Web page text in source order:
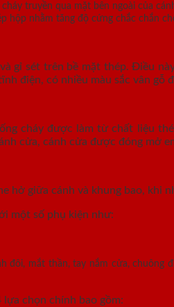
truyền qua mặt bên ngoài của
hộp nhằm tăng độ cứng chắc chắn
gỉ sét trên bề mặt thép. Điều
điện, có nhiều màu sắc vân
cháy được làm từ chất liệu
cửa, cánh cửa được đóng mở
hở giữa cánh và khung bao, khi
một số phụ kiện như:
đôi, mắt thần, tay nắm cửa,
lựa chọn chính bao gồm: